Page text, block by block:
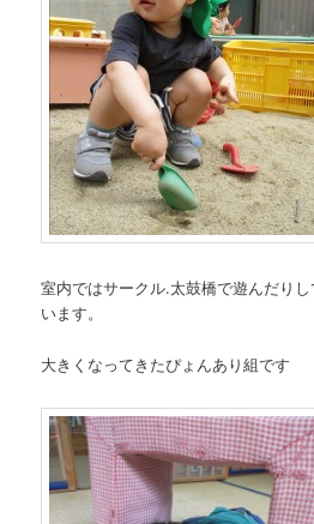
室内ではサークル.太鼓橋で遊んだり
います。
大きくなってきたぴょんあり組です